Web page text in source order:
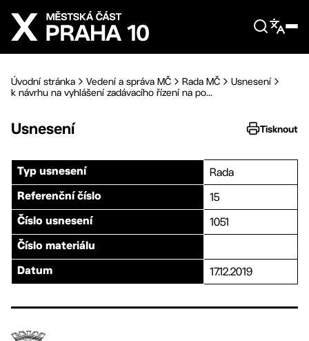
Přejít na hlavní obsah
Úvodní stránka Vedení a správa MČ Rada MČ
Usnesení
k návrhu na vyhlášení zadávacího řízení na po...
Usnesení Tisknout
Typ usnesení Rada
Referenční číslo 15
Číslo usnesení 1051
Číslo materiálu
Datum 17.12.2019